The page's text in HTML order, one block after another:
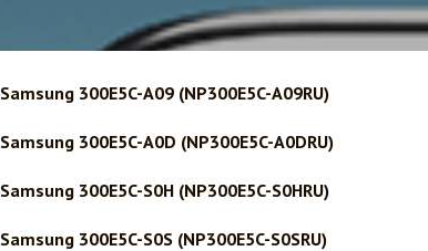
Samsung 300E5C-A09 (NP300E5C-A09RU)
Samsung 300E5C-A0D (NP300E5C-A0DRU)
Samsung 300E5C-S0H (NP300E5C-S0HRU)
Samsung 300E5C-S0S (NP300E5C-S0SRU)